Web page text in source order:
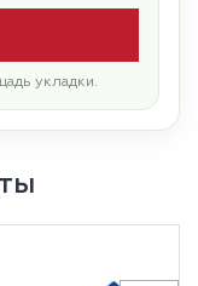
укладки.